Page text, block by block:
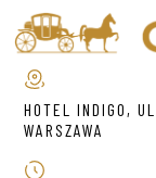
HOTEL INDIGO,
WARSZAWA